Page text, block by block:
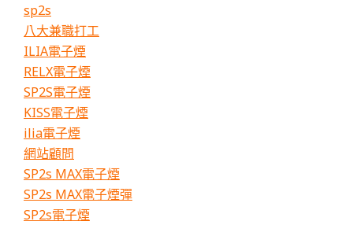
購
買
推
薦
sp2s
八大兼職打工
ILIA電子煙
RELX電子煙
SP2S電子煙
KISS電子煙
ilia電子煙
網站顧問
SP2s MAX電子煙
SP2s MAX電子煙彈
SP2s電子煙